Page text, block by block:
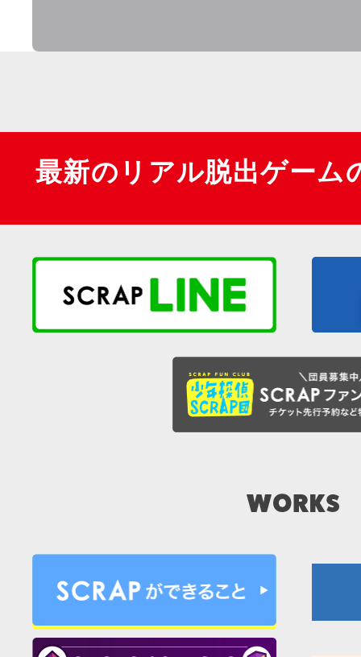
最新のリアル脱出ゲーム